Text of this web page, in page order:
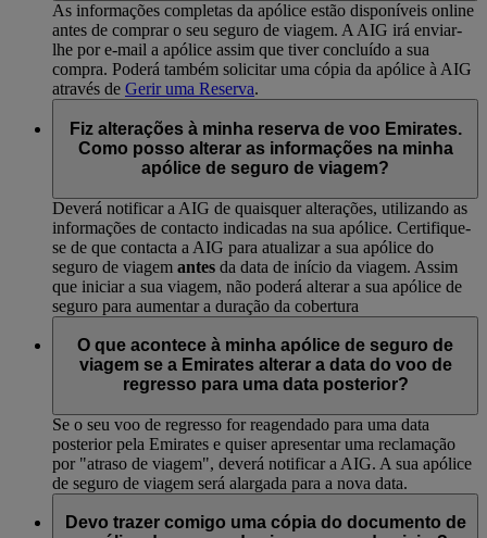
As informações completas da apólice estão disponíveis online
antes de comprar o seu seguro de viagem. A AIG irá enviar-
lhe por e-mail a apólice assim que tiver concluído a sua
compra. Poderá também solicitar uma cópia da apólice à AIG
através de Gerir uma Reserva.
Fiz alterações à minha reserva de voo Emirates.
Como posso alterar as informações na minha
apólice de seguro de viagem?
Deverá notificar a AIG de quaisquer alterações, utilizando as
informações de contacto indicadas na sua apólice. Certifique-
se de que contacta a AIG para atualizar a sua apólice do
seguro de viagem antes da data de início da viagem. Assim
que iniciar a sua viagem, não poderá alterar a sua apólice de
seguro para aumentar a duração da cobertura
O que acontece à minha apólice de seguro de
viagem se a Emirates alterar a data do voo de
regresso para uma data posterior?
Se o seu voo de regresso for reagendado para uma data
posterior pela Emirates e quiser apresentar uma reclamação
por "atraso de viagem", deverá notificar a AIG. A sua apólice
de seguro de viagem será alargada para a nova data.
Devo trazer comigo uma cópia do documento de